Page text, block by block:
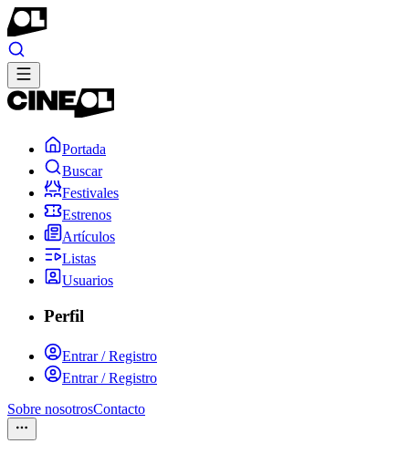
Portada
Buscar
Festivales
Estrenos
Artículos
Listas
Usuarios
Perfil
Entrar / Registro
Entrar / Registro
Sobre nosotrosContacto